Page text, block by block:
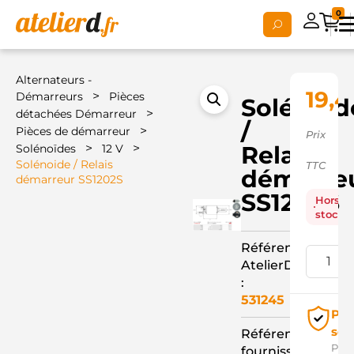
0
Alternateurs -
Démarreurs
>
Pièces
détachées Démarreur
>
Pièces de démarreur >
Solénoïdes > 12 V >
Solénoide / Relais
démarreur SS1202S
/
Relais
SS1202S
Référence
AtelierD
:
531245
Référence
Prix
TTC
Hors
stock